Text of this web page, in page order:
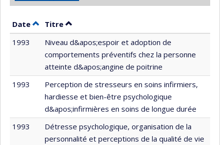
Date Trier par date en ordre décroissant
Titre Trier par titre en ordre décroissant
1993
Niveau d&apos;espoir et adoption de
comportements préventifs chez la personne
atteinte d&apos;angine de poitrine
1993
Perception de stresseurs en soins infirmiers,
hardiesse et bien-être psychologique
d&apos;infirmières en soins de longue durée
1993
Détresse psychologique, organisation de la
personnalité et perceptions de la qualité de vie